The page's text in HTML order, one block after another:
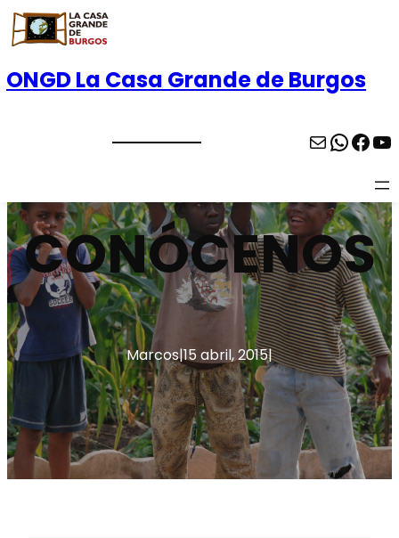
ONGD La Casa Grande de Burgos
CONÓCENOS
Marcos|15 abril, 2015|